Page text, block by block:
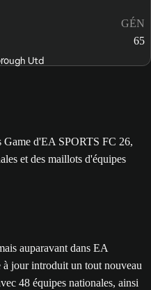
GÉN
65
Utd
auparavant dans EA
jour introduit un tout nouveau
48 équipes nationales, ainsi